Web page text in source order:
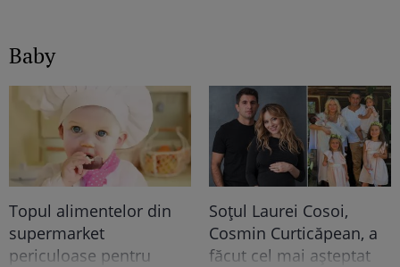
Baby
Topul alimentelor din
supermarket
periculoase pentru
Soțul Laurei Cosoi,
Cosmin Curticăpean, a
făcut cel mai așteptat